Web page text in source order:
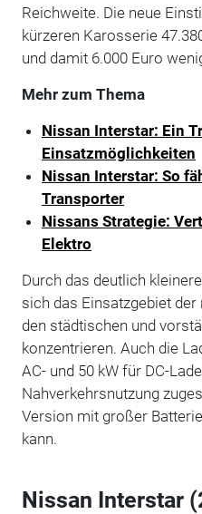
Reichweite. Die neue
kürzeren Karosserie
und damit 6.000 Euro
Mehr zum Thema
Nissan Interstar: Ein
Einsatzmöglichkeiten
Nissan Interstar: So
Transporter
Nissans Strategie:
Elektro
Durch das deutlich
sich das Einsatzgebiet
den städtischen und
konzentrieren. Auch die
AC- und 50 kW für DC-
Nahverkehrsnutzung
Version mit großer
kann.
Nissan Interstar